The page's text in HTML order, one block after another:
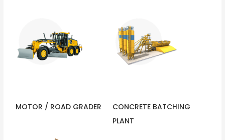
MOTOR / ROAD GRADER
CONCRETE BATCHING
PLANT